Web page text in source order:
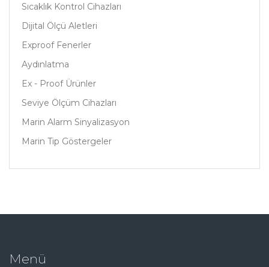
Sıcaklık Kontrol Cihazları
Dijital Ölçü Aletleri
Exproof Fenerler
Aydınlatma
Ex - Proof Ürünler
Seviye Ölçüm Cihazları
Marin Alarm Sinyalizasyon
Marin Tip Göstergeler
Menü